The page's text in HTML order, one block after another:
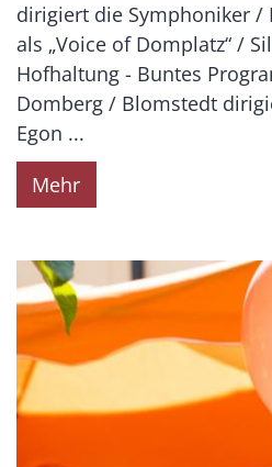
dirigiert die Symphoniker /
als „Voice of Domplatz“ /
Hofhaltung - Buntes
Domberg / Blomstedt
Egon ...
Mehr